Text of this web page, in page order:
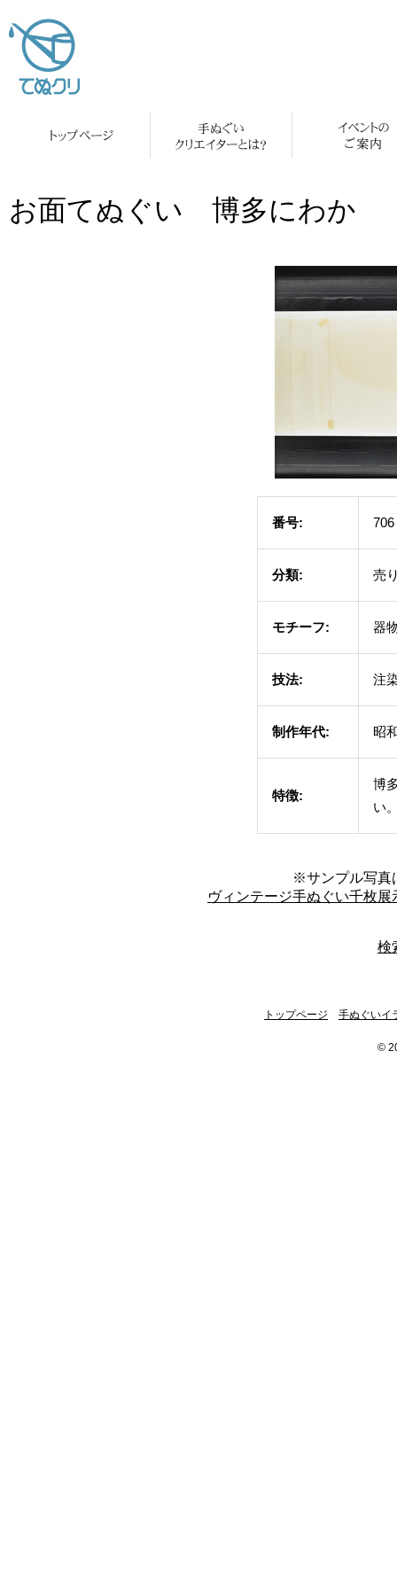
お面てぬぐい 博多にわか
番号: 706
分類: 売
モチーフ: 器
技法: 注
制作年代: 昭
特徴:
博
い
※サンプル写真
ヴィンテージ手ぬぐい千枚展
検
トップページ 手ぬぐいイ
©